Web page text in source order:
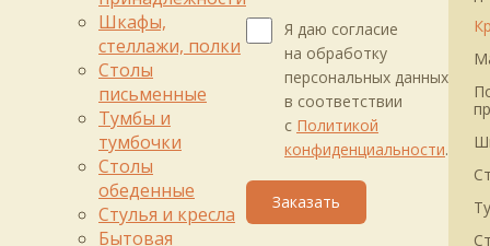
Шкафы,
стеллажи, полки
Столы
письменные
Тумбы и
тумбочки
Столы
обеденные
Стулья и кресла
Бытовая
Я даю согласие
на обработку
персональных данных
в соответствии
с Политикой
конфиденциальности.